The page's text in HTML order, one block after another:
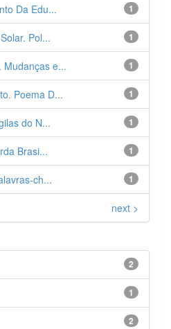
1
Da Edu...
1
Pol...
1
Mudanças e...
1
Poema D...
1
do N...
1
Brasi...
1
ch...
next >
2
1
2